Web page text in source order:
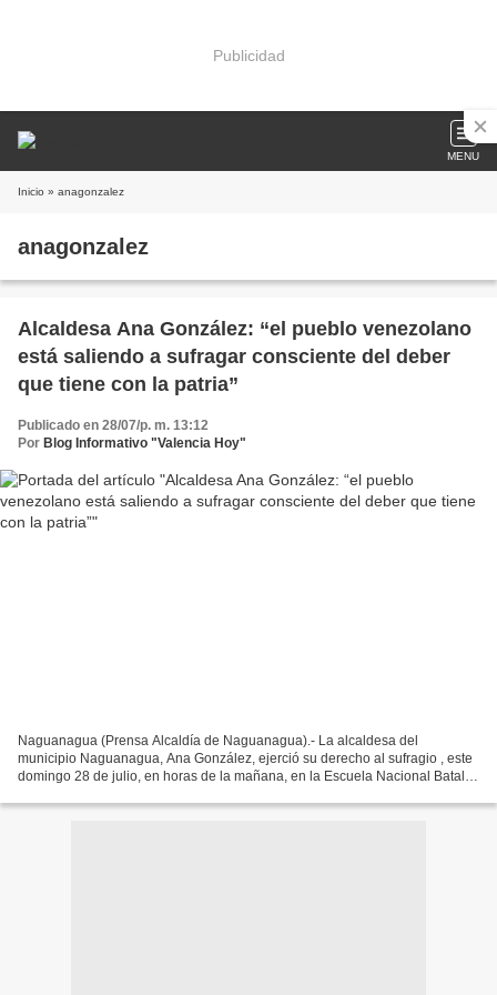
Publicidad
MENU
Inicio » anagonzalez
anagonzalez
Alcaldesa Ana González: “el pueblo venezolano
está saliendo a sufragar consciente del deber
que tiene con la patria”
Publicado en 28/07/p. m. 13:12
Por Blog Informativo "Valencia Hoy"
Naguanagua (Prensa Alcaldía de Naguanagua).- La alcaldesa del
municipio Naguanagua, Ana González, ejerció su derecho al sufragio , este
domingo 28 de julio, en horas de la mañana, en la Escuela Nacional Batalla